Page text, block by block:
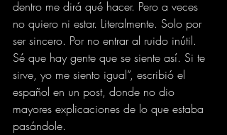
dentro me dirá qué hacer. Pero a veces
no quiero ni estar. Literalmente. Solo por
ser sincero. Por no entrar al ruido inútil.
Sé que hay gente que se siente así. Si te
sirve, yo me siento igual”, escribió el
español en un post, donde no dio
mayores explicaciones de lo que estaba
pasándole.